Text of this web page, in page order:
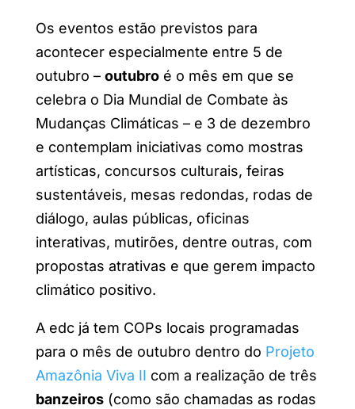
Os eventos estão previstos para
acontecer especialmente entre 5 de
outubro – outubroé o mês em que se
celebra o Dia Mundial de Combate às
Mudanças Climáticas – e 3 de dezembro
e contemplam iniciativas como mostras
artísticas, concursos culturais, feiras
sustentáveis, mesas redondas, rodas de
diálogo, aulas públicas, oficinas
interativas, mutirões, dentre outras, com
propostas atrativas e que gerem impacto
climático positivo.
A edc já tem COPs locais programadas
para o mês de outubro dentro do Projeto
Amazônia Viva II com a realização de três
banzeiros(como são chamadas as rodas